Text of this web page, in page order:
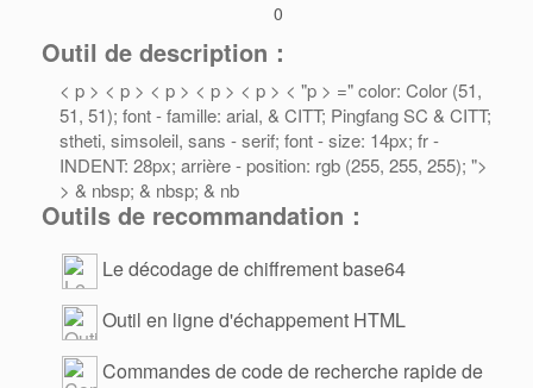
0
Outil de description：
< p > < p > < p > < p > < p > < "p > =" color: Color (51,
51, 51); font - famille: arial, & CITT; Pingfang SC & CITT;
stheti, simsoleil, sans - serif; font - size: 14px; fr -
INDENT: 28px; arrière - position: rgb (255, 255, 255); ">
> & nbsp; & nbsp; & nb
Outils de recommandation：
Le décodage de chiffrement base64
Outil en ligne d'échappement HTML
Commandes de code de recherche rapide de